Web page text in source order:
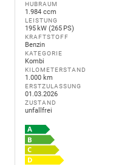
HUBRAUM
1.984 ccm
LEISTUNG
195 kW (265 PS)
KRAFTSTOFF
Benzin
KATEGORIE
Kombi
KILOMETERSTAND
1.000 km
ERSTZULASSUNG
01.03.2026
ZUSTAND
unfallfrei